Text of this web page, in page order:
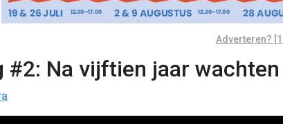
Adverteren?
#2: Na vijftien jaar